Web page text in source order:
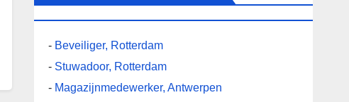
- Beveiliger, Rotterdam
- Stuwadoor, Rotterdam
- Magazijnmedewerker, Antwerpen